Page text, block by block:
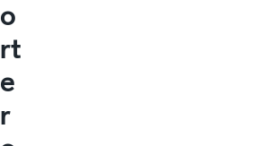
o
rt
e
r